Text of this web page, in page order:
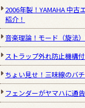
2006年製！YAMAHA 中古
紹介！
音楽理論！モード（旋法
ストラップ外れ防止機構
ちょい見せ！三味線のバ
フェンダーがヤマハに通